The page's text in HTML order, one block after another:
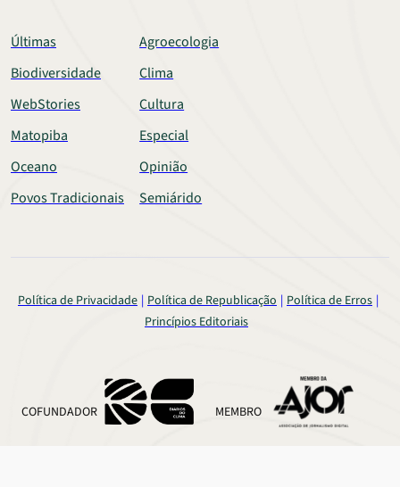
Últimas
Agroecologia
Biodiversidade
Clima
WebStories
Cultura
Matopiba
Especial
Oceano
Opinião
Povos Tradicionais
Semiárido
Política de Privacidade Política de Republicação
Política de Erros
Princípios Editoriais
COFUNDADOR MEMBRO